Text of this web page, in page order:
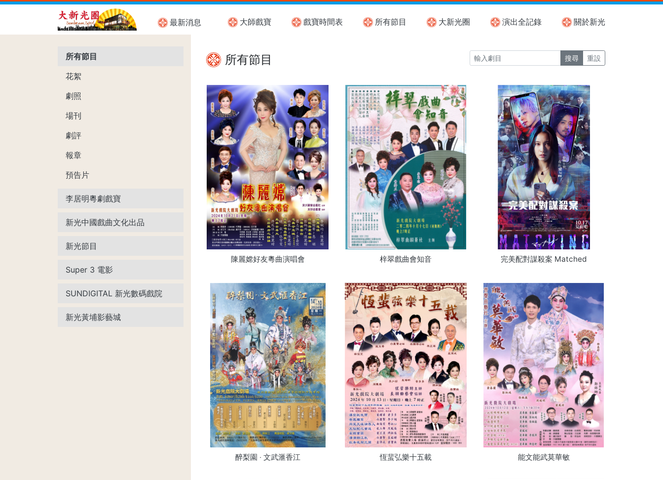
最新消息 大師戲寶 戲寶時間表 所有節目 大新光圈 演出全記錄 關於新光
所有節目
花絮
劇照
場刊
劇評
報章
預告片
李居明粵劇戲寶
新光中國戲曲文化出品
新光節目
Super 3 電影
SUNDIGITAL 新光數碼戲院
新光黃埔影藝城
所有節目 搜尋 重設
陳麗嫦好友粵曲演唱會 梓翠戲曲會知音 完美配對謀殺案 Matched
醉梨園 ‧ 文武滙香江 恆蜚弘樂十五載 能文能武莫華敏